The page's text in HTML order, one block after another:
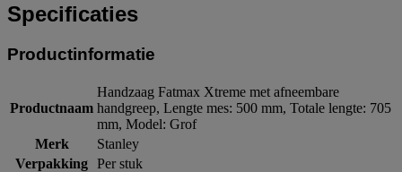
Specificaties
Productinformatie
Productnaam
Handzaag Fatmax Xtreme met afneembare
handgreep, Lengte mes: 500 mm, Totale lengte: 705
mm, Model: Grof
Merk
Stanley
Verpakking Per stuk